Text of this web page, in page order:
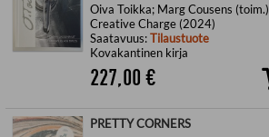
Oiva Toikka; Marg Cousens (toim.)
Creative Charge (2024)
Saatavuus:Tilaustuote
Kovakantinen kirja
227,00 €
PRETTY CORNERS